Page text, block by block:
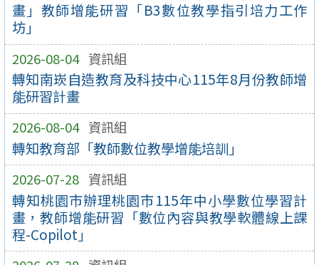
畫」教師增能研習「B3數位教學指引培力工作
坊」
2026-08-04 資訊組
轉知南崁自造教育及科技中心115年8月份教師增
能研習計畫
2026-08-04 資訊組
轉知教育部「教師數位教學增能培訓」
2026-07-28 資訊組
轉知桃園市辦理桃園市115年中小學數位學習計
畫，教師增能研習「數位內容與教學軟體線上課
程-Copilot」